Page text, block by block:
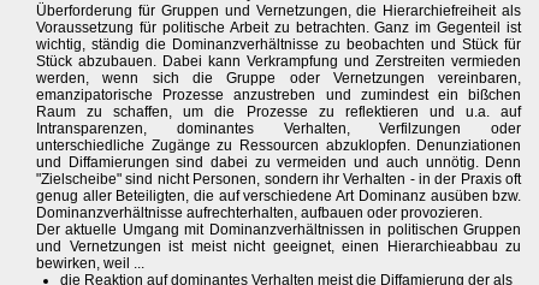
Überforderung für Gruppen und Vernetzungen, die Hierarchiefreiheit als
Voraussetzung für politische Arbeit zu betrachten. Ganz im Gegenteil ist
wichtig, ständig die Dominanzverhältnisse zu beobachten und Stück für
Stück abzubauen. Dabei kann Verkrampfung und Zerstreiten vermieden
werden, wenn sich die Gruppe oder Vernetzungen vereinbaren,
emanzipatorische Prozesse anzustreben und zumindest ein bißchen
Raum zu schaffen, um die Prozesse zu reflektieren und u.a. auf
Intransparenzen, dominantes Verhalten, Verfilzungen oder
unterschiedliche Zugänge zu Ressourcen abzuklopfen. Denunziationen
und Diffamierungen sind dabei zu vermeiden und auch unnötig. Denn
"Zielscheibe" sind nicht Personen, sondern ihr Verhalten - in der Praxis oft
genug aller Beteiligten, die auf verschiedene Art Dominanz ausüben bzw.
Dominanzverhältnisse aufrechterhalten, aufbauen oder provozieren.
Der aktuelle Umgang mit Dominanzverhältnissen in politischen Gruppen
und Vernetzungen ist meist nicht geeignet, einen Hierarchieabbau zu
bewirken, weil ...
die Reaktion auf dominantes Verhalten meist die Diffamierung der als